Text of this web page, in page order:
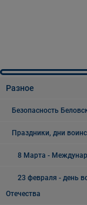
Разное
Безопасность
Праздники, дни
8 Марта -
23 февраля - день
Отечества